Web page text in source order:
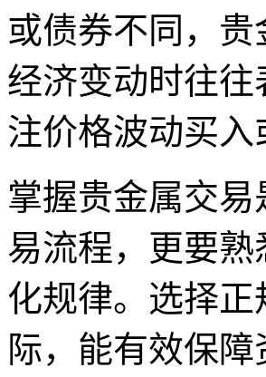
或债券不同，
经济变动时往
注价格波动买
掌握贵金属交
易流程，更要
化规律。选择
际，能有效保